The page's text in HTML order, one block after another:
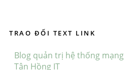
TRAO ĐỔI TEXT LINK
Blog quản trị hệ thống mạng
Tân Hồng IT